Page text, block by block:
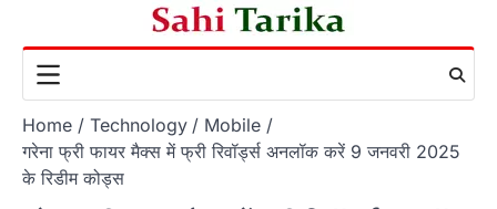
content
Home Technology
Mobile
गरेना फ्री फायर मैक्स में फ्री रिवॉर्ड्स अनलॉक करें 9 जनवरी 2025
के रिडीम कोड्स